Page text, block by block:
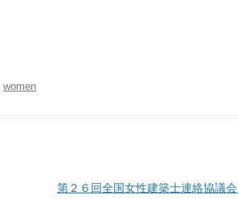
women
第２６回全国女性建築士連絡協議会